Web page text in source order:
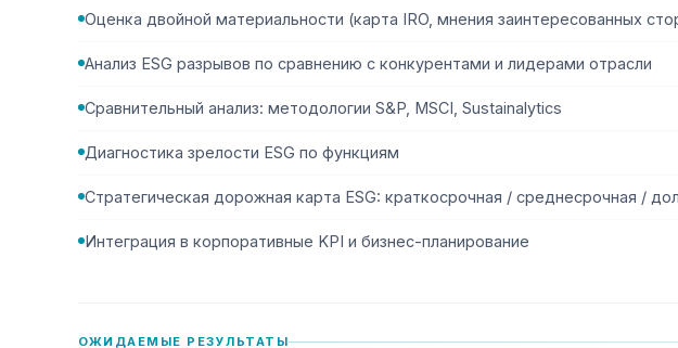
Оценка двойной материальности (карта IRO, мнения заинтересованных
Анализ ESG разрывов по сравнению с конкурентами и лидерами отрасли
Сравнительный анализ: методологии S&P, MSCI, Sustainalytics
Диагностика зрелости ESG по функциям
Стратегическая дорожная карта ESG: краткосрочная / среднесрочная /
Интеграция в корпоративные KPI и бизнес-планирование
ОЖИДАЕМЫЕ РЕЗУЛЬТАТЫ